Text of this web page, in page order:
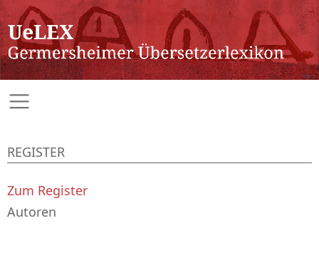
REGISTER
Zum Register
Autoren